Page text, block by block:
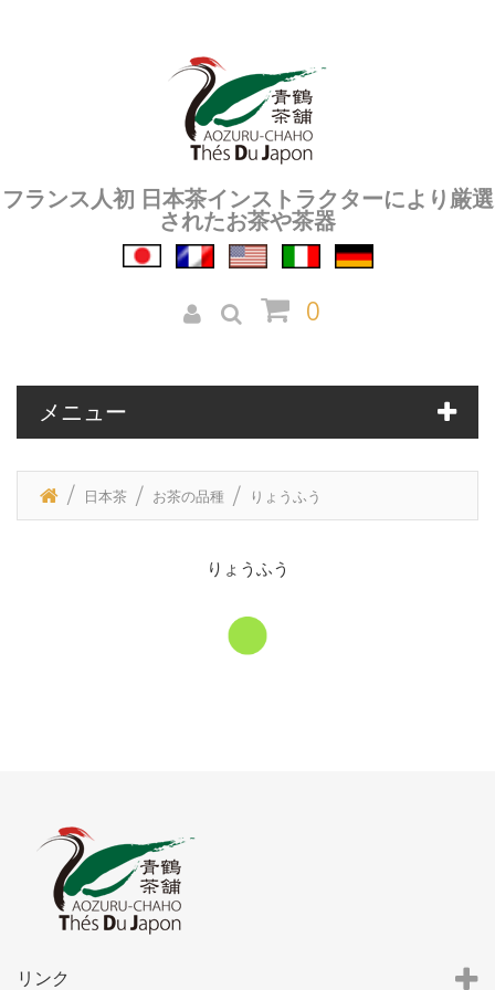
フランス人初 日本茶インストラクターにより厳選
されたお茶や茶器
0
メニュー
日本茶 お茶の品種 りょうふう
りょうふう
リンク